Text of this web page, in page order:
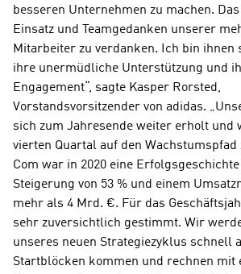
besseren Unternehmen zu machen.
Einsatz und Teamgedanken unserer
Mitarbeiter zu verdanken. Ich bin
ihre unermüdliche Unterstützung und
Engagement“, sagte Kasper Rorsted,
Vorstandsvorsitzender von adidas.
sich zum Jahresende weiter erholt und
vierten Quartal auf den
Com war in 2020 eine
Steigerung von 53 % und einem
mehr als 4 Mrd. €. Für das
sehr zuversichtlich gestimmt. Wir
unseres neuen Strategiezyklus schnell
Startblöcken kommen und rechnen mit